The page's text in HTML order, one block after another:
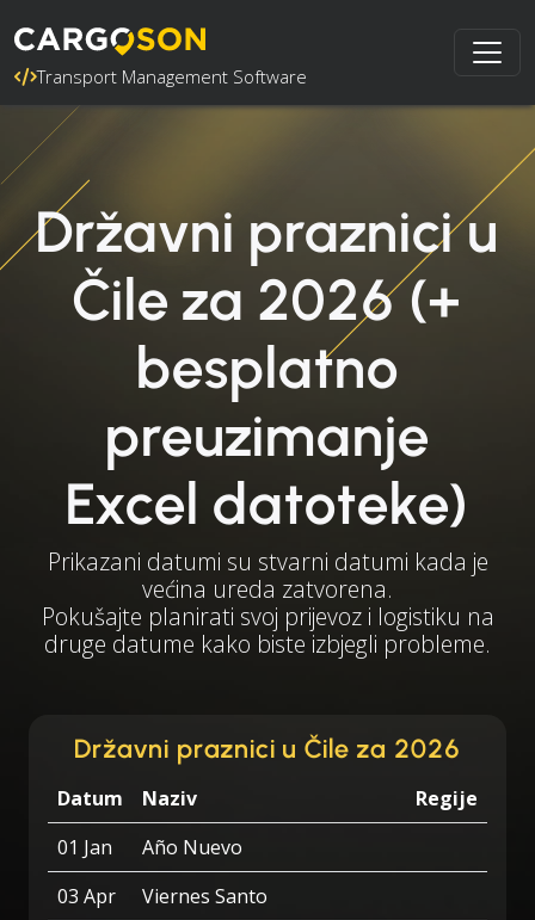
Transport Management Software
Državni praznici u
Čile za 2026 (+
besplatno
preuzimanje
Excel datoteke)
Prikazani datumi su stvarni datumi kada je
većina ureda zatvorena.
Pokušajte planirati svoj prijevoz i logistiku na
druge datume kako biste izbjegli probleme.
Državni praznici u Čile za 2026
Datum Naziv
Regije
01 Jan
Año Nuevo
03 Apr
Viernes Santo